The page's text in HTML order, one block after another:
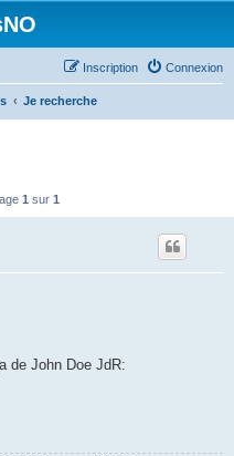
Connexion
Inscription
Je recherche
1 sur 1
de John Doe JdR: